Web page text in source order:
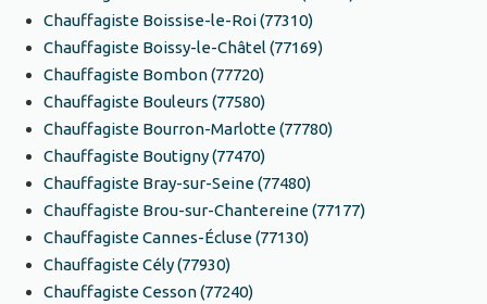
Chauffagiste Boissise-le-Roi (77310)
Chauffagiste Boissy-le-Châtel (77169)
Chauffagiste Bombon (77720)
Chauffagiste Bouleurs (77580)
Chauffagiste Bourron-Marlotte (77780)
Chauffagiste Boutigny (77470)
Chauffagiste Bray-sur-Seine (77480)
Chauffagiste Brou-sur-Chantereine (77177)
Chauffagiste Cannes-Écluse (77130)
Chauffagiste Cély (77930)
Chauffagiste Cesson (77240)